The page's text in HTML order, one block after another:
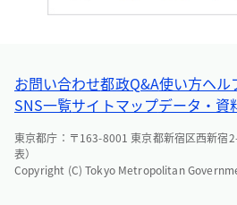
お問い合わせ都政Q&A使い方ヘル
SNS一覧サイトマップデータ・資
東京都庁：〒163-8001 東京都新宿区西新宿
表）
Copyright (C) Tokyo Metropolitan